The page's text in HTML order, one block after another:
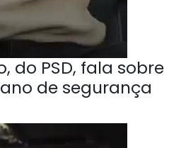
do PSD, fala sobre
de segurança